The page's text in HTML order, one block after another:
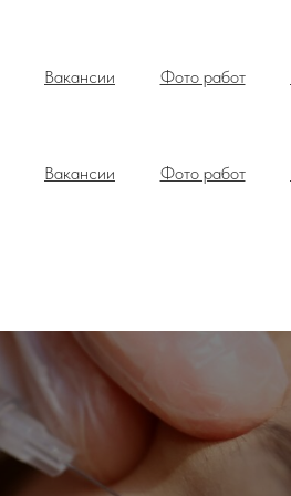
Вакансии Фото работ
Вакансии Фото работ